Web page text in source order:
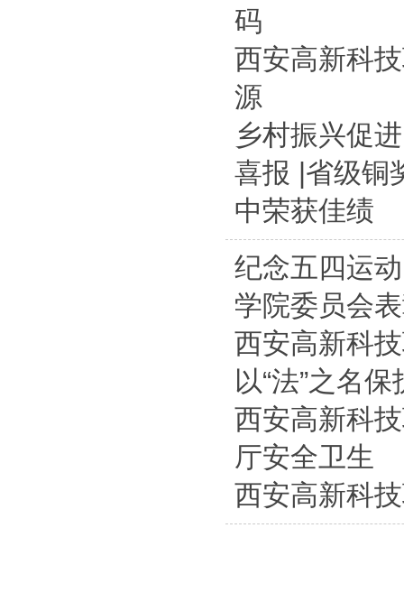
码
西安高新科
源
乡村振兴促
喜报 |省级铜
中荣获佳绩
纪念五四运
学院委员会
西安高新科
以“法”之名
西安高新科
厅安全卫生
西安高新科